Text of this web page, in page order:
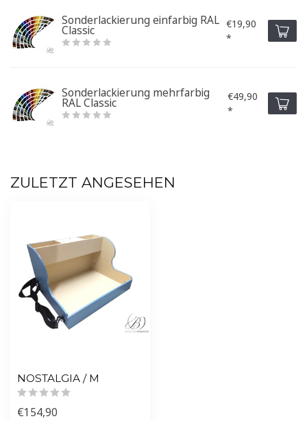
Sonderlackierung einfarbig RAL
Classic
€19,90
*
Sonderlackierung mehrfarbig
RAL Classic
€49,90
*
ZULETZT ANGESEHEN
NOSTALGIA / M
€154,90